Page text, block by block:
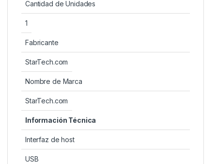
Cantidad de Unidades
1
Fabricante
StarTech.com
Nombre de Marca
StarTech.com
Información Técnica
Interfaz de host
USB